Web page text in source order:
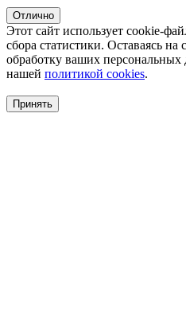
Отлично
Этот сайт использует cookie-
сбора статистики. Оставаясь на
обработку ваших персональных
нашей политикой cookies.
Принять